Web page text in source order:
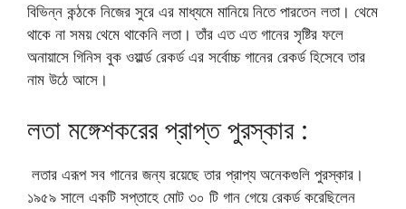
বিভিন্ন কন্ঠকে নিজের সুরে এর মাধ্যমে মানিয়ে নিতে পারতেন লতা। থেমে
থাকে না সময় থেমে থাকেনি লতা। তাঁর এত এত গানের সৃষ্টির ফলে
অনায়াসে গিনিস বুক ওয়ার্ল্ড রেকর্ড এর সর্বোচ্চ গানের রেকর্ড হিসেবে তার
নাম উঠে আসে।
লতা মঙ্গেশকরের প্রাপ্ত পুরস্কার :
লতার এরূপ সব গানের জন্য রয়েছে তার প্রাপ্য অনেকগুলি পুরস্কার।
১৯৫৯ সালে একটি সপ্তাহে মোট ৩০ টি গান গেয়ে রেকর্ড করেছিলেন